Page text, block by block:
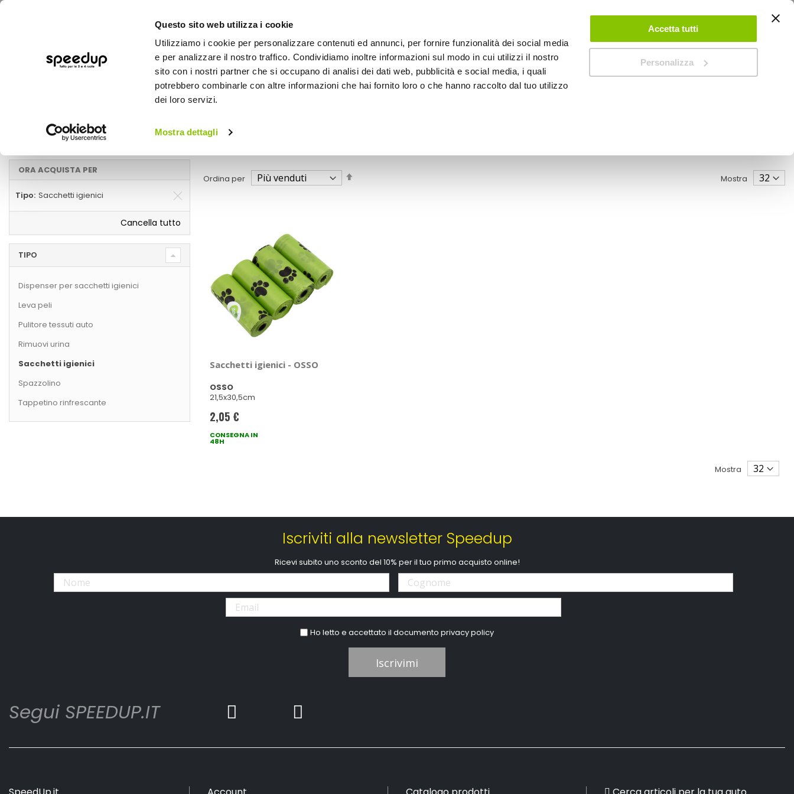
Questo sito web utilizza i cookie
Utilizziamo i cookie per personalizzare contenuti ed annunci, per fornire funzionalità dei social media
e per analizzare il nostro traffico. Condividiamo inoltre informazioni sul modo in cui utilizzi il nostro
sito con i nostri partner che si occupano di analisi dei dati web, pubblicità e social media, i quali
potrebbero combinarle con altre informazioni che hai fornito loro o che hanno raccolto dal tuo utilizzo
dei loro servizi.
Mostra dettagli
Accetta tutti
Personalizza
ACCEDI CREA UN ACCOUNT CONTATTACI
BICI OUTDOOR
Auto Trasporto cani e gatti
Sacchetti igienici
Ordina per Mostra
Sacchetti igienici - OSSO
OSSO
21,5x30,5cm
2,05 €
CONSEGNA IN
48H
Mostra
ORA ACQUISTA PER
Tipo Sacchetti igienici
Cancella tutto
TIPO
Dispenser per sacchetti igienici
Leva peli
Pulitore tessuti auto
Rimuovi urina
Sacchetti igienici
Spazzolino
Tappetino rinfrescante
Iscriviti alla newsletter Speedup
Ricevi subito uno sconto del 10% per il tuo primo acquisto online!
Ho letto e accettato il documentoprivacy policy
Iscrivimi
Segui SPEEDUP.IT